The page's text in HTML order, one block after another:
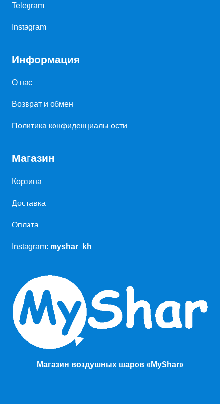
Telegram
Instagram
Информация
О нас
Возврат и обмен
Политика конфиденциальности
Магазин
Корзина
Доставка
Оплата
Instagram: myshar_kh
Магазин воздушных шаров «MyShar»